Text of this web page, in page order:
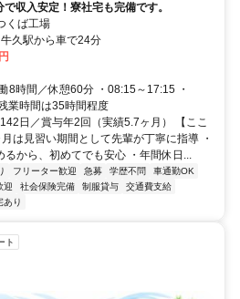
収入安定！寮社宅も完備です。
くば工場
アクセス 牛久駅から車で24分
8時間／休憩60分 ・08:15～17:15 ・
業時間は35時間程度
日／賞与年2回（実績5.7ヶ月） 【ここ
は見習い期間として先輩が丁寧に指導 ・
から、初めてでも安心 ・年間休日...
フリーター歓迎 急募 学歴不問
車通勤OK
迎 社会保険完備 制服貸与
交通費支給
あり
ト